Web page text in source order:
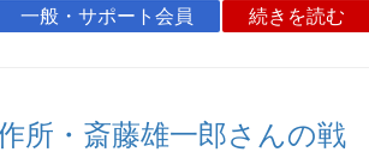
一般・サポート会員 続きを読む
所・斎藤雄一郎さんの戦